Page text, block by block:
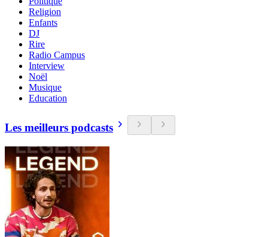
Religion
Enfants
DJ
Rire
Radio Campus
Interview
Noël
Musique
Education
Les meilleurs podcasts